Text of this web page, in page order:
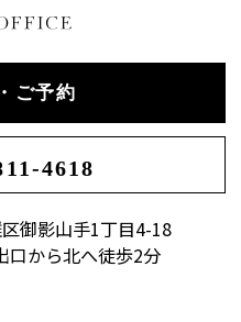
4618
ご予約
御影山手1丁目4-18
口から北へ徒歩2分